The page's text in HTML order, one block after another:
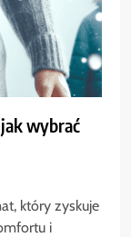
wybrać
który zyskuje
i